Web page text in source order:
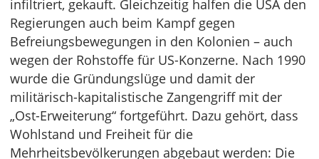
infiltriert, gekauft. Gleichzeitig halfen die USA den
Regierungen auch beim Kampf gegen
Befreiungsbewegungen in den Kolonien – auch
wegen der Rohstoffe für US-Konzerne. Nach 1990
wurde die Gründungslüge und damit der
militärisch-kapitalistische Zangengriff mit der
„Ost-Erweiterung“ fortgeführt. Dazu gehört, dass
Wohlstand und Freiheit für die
Mehrheitsbevölkerungen abgebaut werden: Die